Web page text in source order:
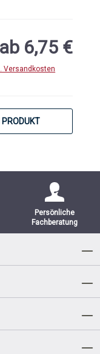
Versandkosten
ab 6,75 €
Persönliche
Fachberatung